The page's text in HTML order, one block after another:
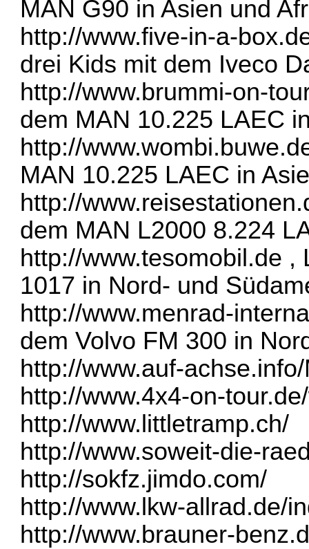
MAN G90 in Asien und
http://www.five-in-a-
drei Kids mit dem Iveco
http://www.brummi-on-
dem MAN 10.225 LAEC
http://
MAN 10.225 LAEC in
http://
dem MAN L2000 8.224
http://www.tesomobil.de ,
1017 in Nord- und
http://www.menrad-
dem Volvo FM 300 in
http://www.auf-
http://www.4x4-on-
http://www.littletramp.ch/
http://www.soweit-die-
http://sokfz.jimdo.com/
http://www.lkw-allrad.de/
http://www.brauner-